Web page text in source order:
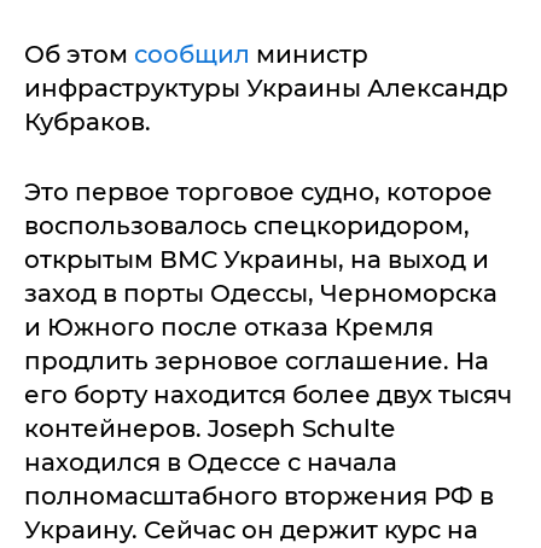
Об этом сообщил министр
инфраструктуры Украины Александр
Кубраков.
Это первое торговое судно, которое
воспользовалось спецкоридором,
открытым ВМС Украины, на выход и
заход в порты Одессы, Черноморска
и Южного после отказа Кремля
продлить зерновое соглашение. На
его борту находится более двух тысяч
контейнеров. Joseph Schulte
находился в Одессе с начала
полномасштабного вторжения РФ в
Украину. Сейчас он держит курс на